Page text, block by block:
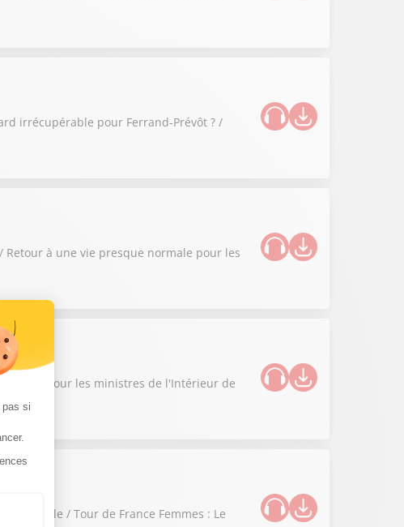
irrécupérable pour Ferrand-Prévôt ? /
à une vie presque normale pour les
pour les ministres de l'Intérieur de
Moselle / Tour de France Femmes : Le